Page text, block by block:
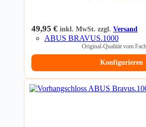
49,95 € inkl. MwSt. zzgl. Versand
ABUS BRAVUS.1000
Original-Qualität vom
Konfigurieren